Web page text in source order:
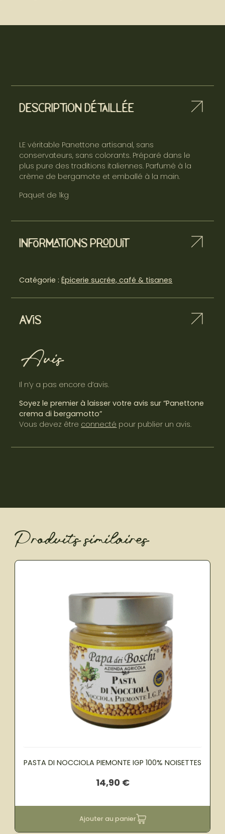
Description détaillée
LE véritable Panettone artisanal, sans
conservateurs, sans colorants. Préparé dans le
plus pure des traditions italiennes. Parfumé à la
crème de bergamote et emballé à la main.
Paquet de 1kg
Informations produit
Catégorie :Épicerie sucrée, café & tisanes
Avis
Avis
Il n’y a pas encore d’avis.
Soyez le premier à laisser votre avis sur “Panettone
crema di bergamotto”
Vous devez être connecté pour publier un avis.
Produits similaires
PASTA DI NOCCIOLA PIEMONTE IGP 100% NOISETTES
14,90 €
Ajouter au panier